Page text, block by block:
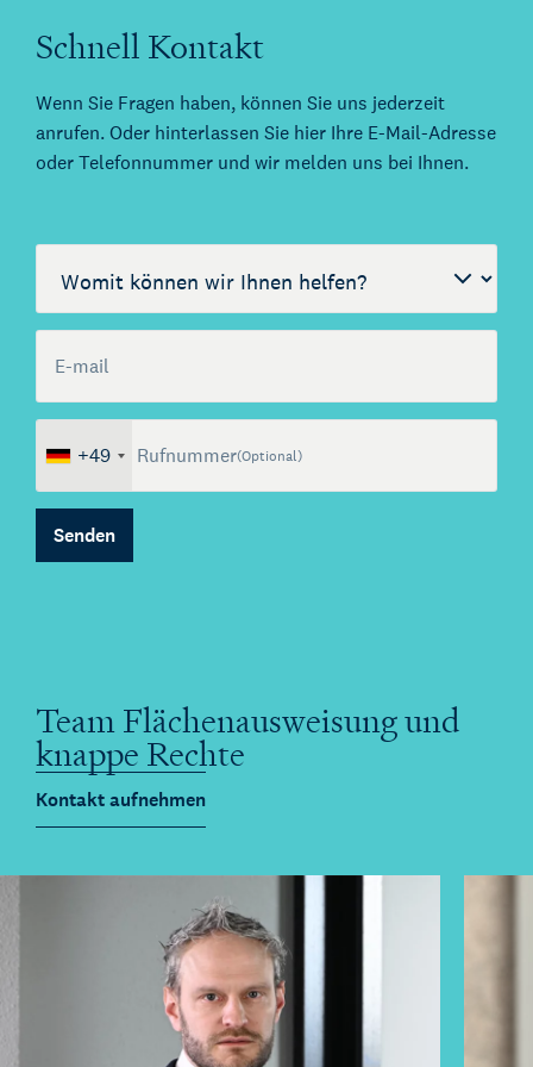
Über Kienhuis Legal
Ihr Legal Businesspartner
Schnell Kontakt
Wenn Sie Fragen haben, können Sie uns jederzeit
anrufen. Oder hinterlassen Sie hier Ihre E-Mail-Adresse
oder Telefonnummer und wir melden uns bei Ihnen.
Call me back by fax
Womit können wir helfen?
E-mail
+49 Rufnummer(Optional)
Senden
Team Flächenausweisung und
knappe Rechte
Kontakt aufnehmen